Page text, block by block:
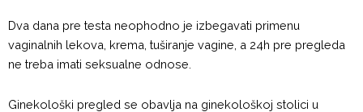
Dva dana pre testa neophodno je izbegavati primenu
vaginalnih lekova, krema, tuširanje vagine, a 24h pre pregleda
ne treba imati seksualne odnose.
Ginekološki pregled se obavlja na ginekološkoj stolici u